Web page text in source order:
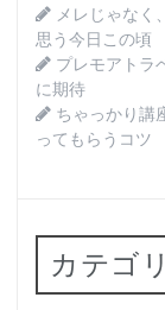
メレじゃなく
思う今日この頃
プレモアトラ
に期待
ちゃっかり講
ってもらうコツ
カテゴ